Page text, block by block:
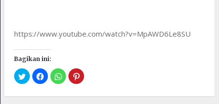
https://www.youtube.com/watch?v=MpAWD6Le8SU
Bagikan ini: